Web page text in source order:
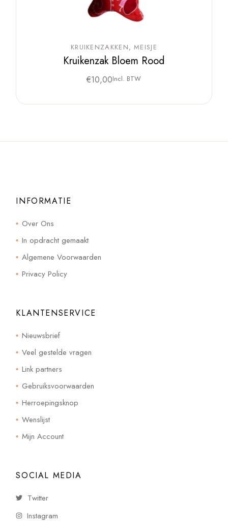
KRUIKENZAKKEN MEISJE
Kruikenzak Bloem Rood
€10,00Incl. BTW
INFORMATIE
Over Ons
In opdracht gemaakt
Algemene Voorwaarden
Privacy Policy
KLANTENSERVICE
Nieuwsbrief
Veel gestelde vragen
Link partners
Gebruiksvoorwaarden
Herroepingsknop
Wenslijst
Mijn Account
SOCIAL MEDIA
Twitter
Instagram